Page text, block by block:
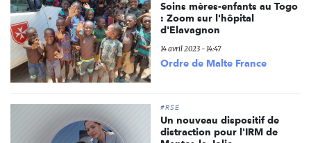
Soins mères-enfants au Togo
: Zoom sur l'hôpital
d'Elavagnon
14 avril 2023 - 14:47
Ordre de Malte France
#RSE
Un nouveau dispositif de
distraction pour l'IRM de